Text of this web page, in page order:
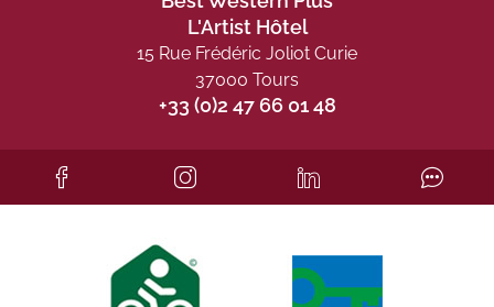
L'Artist Hôtel
15 Rue Frédéric Joliot Curie
37000 Tours
+33 (0)2 47 66 01 48